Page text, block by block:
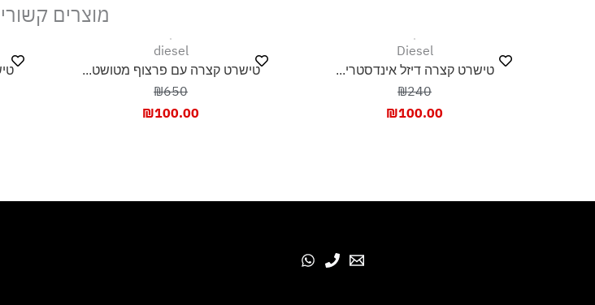
מוצרים
Diesel
טישרט קצרה דיזל אינדסטרי...
₪240
₪100.00
diesel
טישרט קצרה עם פרצוף מטושט...
₪650
₪100.00